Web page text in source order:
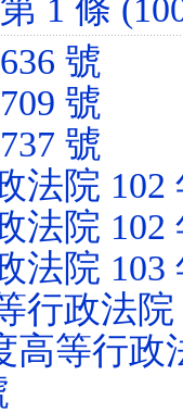
1 條
號
號
號
法院 102
法院 102
法院 103
行政法
高等行